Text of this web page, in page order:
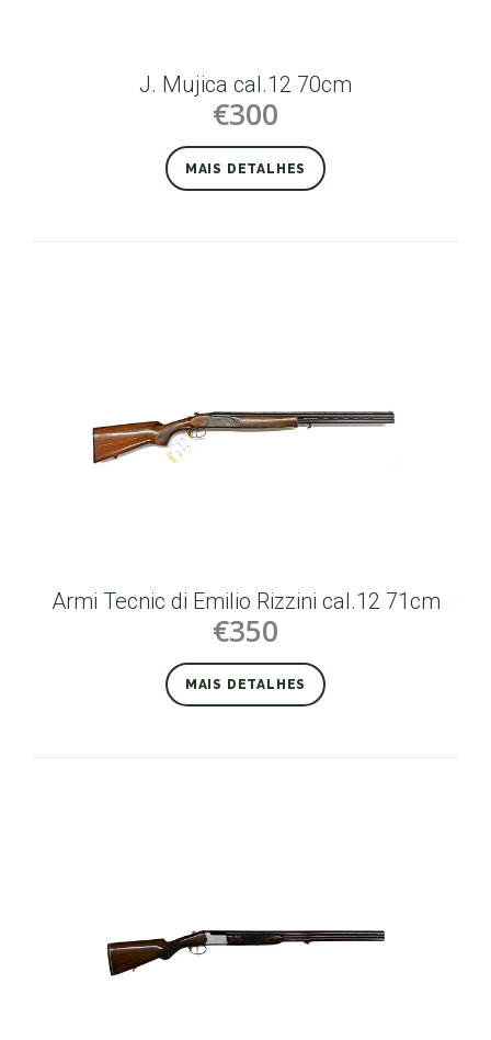
J. Mujica cal.12 70cm
€300
MAIS DETALHES
Armi Tecnic di Emilio Rizzini cal.12 71cm
€350
MAIS DETALHES